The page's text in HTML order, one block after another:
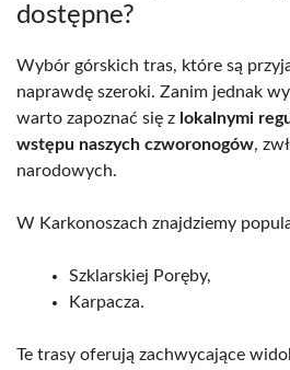
dostępne?
Wybór górskich tras, które są
naprawdę szeroki. Zanim jednak
warto zapoznać się z lokalnymi
wstępu naszych czworonogów,
narodowych.
W Karkonoszach znajdziemy
Szklarskiej Poręby,
Karpacza.
Te trasy oferują zachwycające